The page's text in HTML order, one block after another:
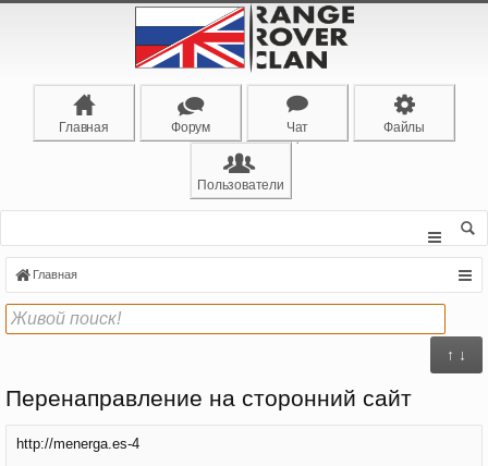
Главная Форум Чат Файлы
Пользователи
Главная
↑ ↓
Перенаправление на сторонний сайт
http://menerga.es-4